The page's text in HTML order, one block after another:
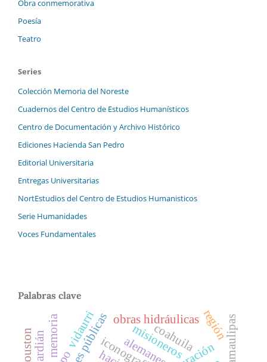
Obra conmemorativa
Poesía
Teatro
Series
Colección Memoria del Noreste
Cuadernos del Centro de Estudios Humanísticos
Centro de Documentación y Archivo Histórico
Ediciones Hacienda San Pedro
Editorial Universitaria
Entregas Universitarias
NortEstudios del Centro de Estudios Humanisticos
Serie Humanidades
Voces Fundamentales
Palabras clave
misioneros
guardián
vidaurri tamaulipas
coahuila
obras hidráulicas región
memoria
houston alemanes